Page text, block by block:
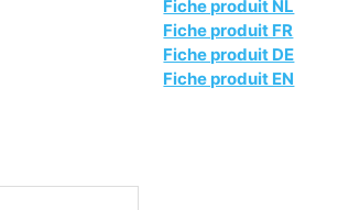
Fiche produit NL
Fiche produit FR
Fiche produit DE
Fiche produit EN